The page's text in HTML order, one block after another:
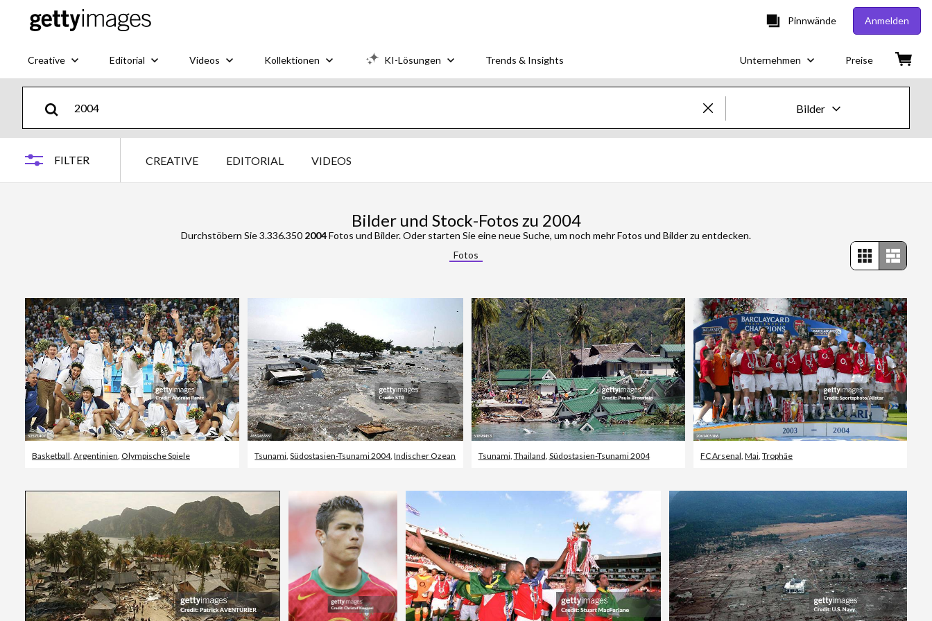
Pinnwände Anmelden
Creative Editorial Videos Kollektionen KI-Lösungen Trends & Insights Unternehmen Preise
Bilder
Creative
Editorial
FILTER CREATIVE EDITORIAL VIDEOS
Bilder und Stock-Fotos zu 2004
Durchstöbern Sie 3.336.350 2004Fotos und Bilder. Oder starten Sie eine neue Suche, um noch mehr Fotos und Bilder zu entdecken.
Fotos
Basketball, Argentinien, Olympische Spiele Tsunami,Südostasien-Tsunami 2004,Indischer Ozean Tsunami, Thailand, Südostasien-Tsunami 2004 FC Arsenal,Mai,Trophäe